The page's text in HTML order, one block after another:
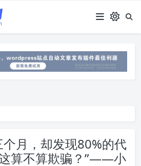
月，却发现80%的代
算不算欺骗？”——小